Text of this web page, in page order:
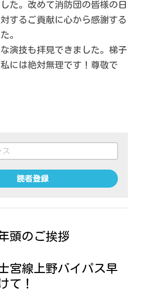
た。改めて消防団の皆様の日
するご貢献に心から感謝する
。
演技も拝見できました。梯子
には絶対無理です！尊敬で
読者登録
頭のご挨拶
宮線上野バイパス早
て！